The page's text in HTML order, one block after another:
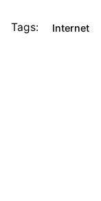
Tags: Internet